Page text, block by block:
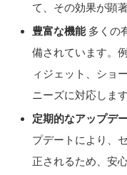
て、その効果が顕著
豊富な機能多くの
備されています。
ィジェット、ショ
ニーズに対応します
定期的なアップデ
プデートにより、
正されるため、安